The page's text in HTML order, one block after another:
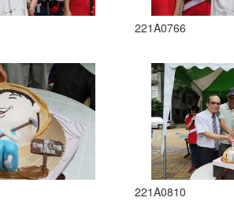
221A0766
221A0810